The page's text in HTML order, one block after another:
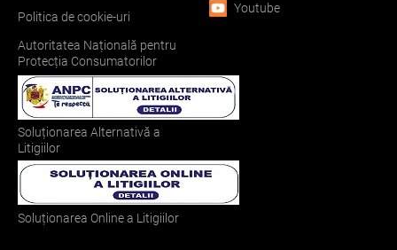
Politica de cookie-uri
Autoritatea Națională pentru
Protecția Consumatorilor
Soluționarea Alternativă a
Litigiilor
Soluționarea Online a Litigiilor
Youtube